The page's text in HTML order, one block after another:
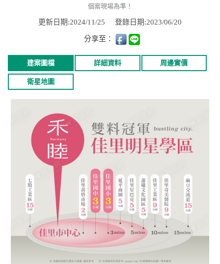
個案現場為準！
更新日期:2024/11/25 登錄日期:2023/06/20
分享至：
建案圖檔 詳細資料 周邊實價
衛星地圖